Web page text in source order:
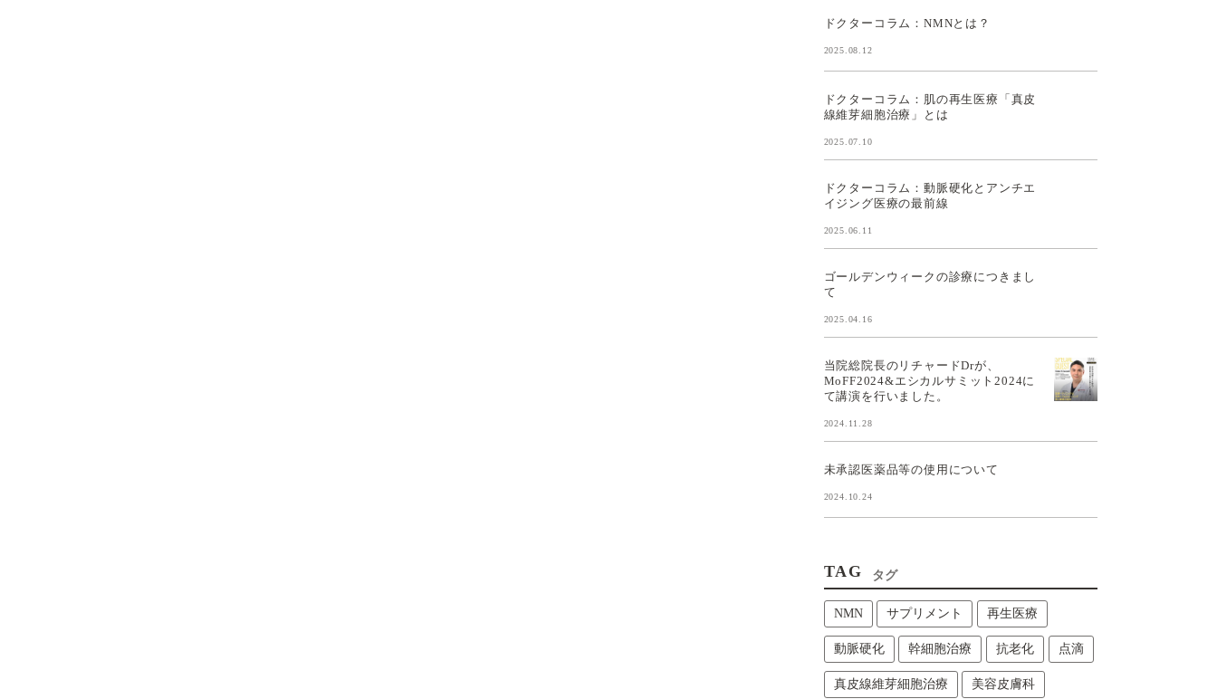
ドクターコラム：NMNとは？
2025.08.12
ドクターコラム：肌の再生医療「真皮
線維芽細胞治療」とは
2025.07.10
ドクターコラム：動脈硬化とアンチエ
イジング医療の最前線
2025.06.11
ゴールデンウィークの診療につきまし
て
2025.04.16
当院総院長のリチャードDrが、
MoFF2024&エシカルサミット2024に
て講演を行いました。
2024.11.28
未承認医薬品等の使用について
2024.10.24
TAG タグ
NMN サプリメント 再生医療
動脈硬化 幹細胞治療 抗老化 点滴
真皮線維芽細胞治療 美容皮膚科